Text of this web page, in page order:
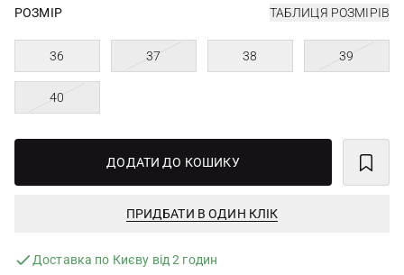
РОЗМІР ТАБЛИЦЯ РОЗМІРІВ
36 37 38 39
40
ДОДАТИ ДО КОШИКУ
ПРИДБАТИ В ОДИН КЛІК
Доставка по Києву від 2 годин